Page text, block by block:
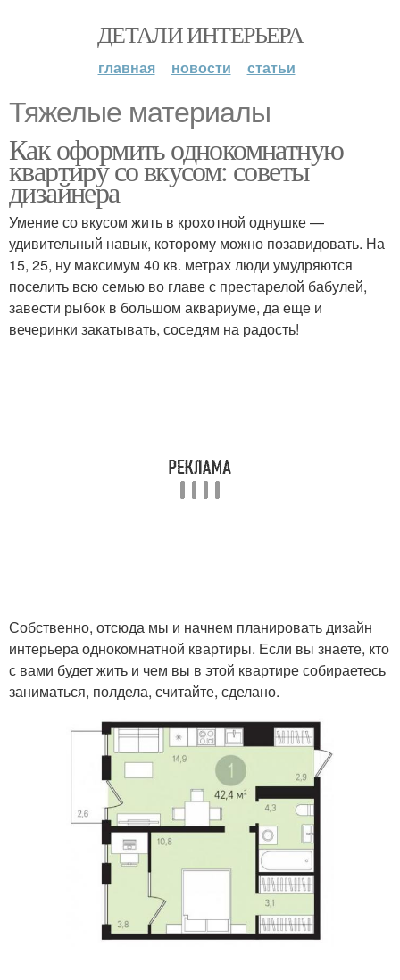
ДЕТАЛИ ИНТЕРЬЕРА
главная новости статьи
Тяжелые материалы
Как оформить однокомнатную
квартиру со вкусом: советы
дизайнера
Умение со вкусом жить в крохотной однушке —
удивительный навык, которому можно позавидовать. На
15, 25, ну максимум 40 кв. метрах люди умудряются
поселить всю семью во главе с престарелой бабулей,
завести рыбок в большом аквариуме, да еще и
вечеринки закатывать, соседям на радость!
Собственно, отсюда мы и начнем планировать дизайн
интерьера однокомнатной квартиры. Если вы знаете, кто
с вами будет жить и чем вы в этой квартире собираетесь
заниматься, полдела, считайте, сделано.